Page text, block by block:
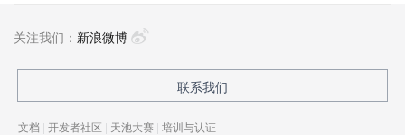
关注我们： 新浪微博
联系我们
文档 | 开发者社区 | 天池大赛 | 培训与认证